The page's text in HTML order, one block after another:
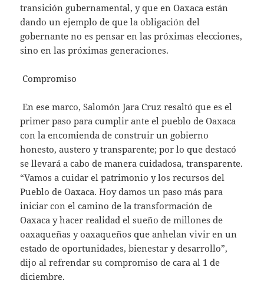
transición gubernamental, y que en Oaxaca están
dando un ejemplo de que la obligación del
gobernante no es pensar en las próximas elecciones,
sino en las próximas generaciones.
Compromiso
En ese marco, Salomón Jara Cruz resaltó que es el
primer paso para cumplir ante el pueblo de Oaxaca
con la encomienda de construir un gobierno
honesto, austero y transparente; por lo que destacó
se llevará a cabo de manera cuidadosa, transparente.
“Vamos a cuidar el patrimonio y los recursos del
Pueblo de Oaxaca. Hoy damos un paso más para
iniciar con el camino de la transformación de
Oaxaca y hacer realidad el sueño de millones de
oaxaqueñas y oaxaqueños que anhelan vivir en un
estado de oportunidades, bienestar y desarrollo”,
dijo al refrendar su compromiso de cara al 1 de
diciembre.